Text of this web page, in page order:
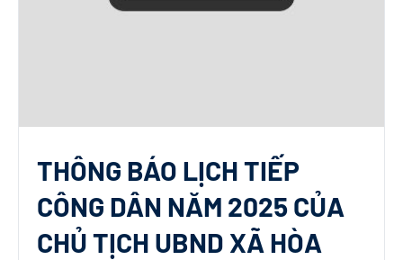
THÔNG BÁO LỊCH TIẾP
CÔNG DÂN NĂM 2025 CỦA
CHỦ TỊCH UBND XÃ HÒA